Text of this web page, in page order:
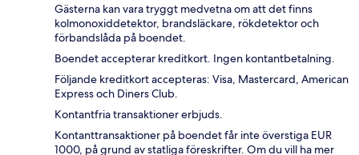
Gästerna kan vara tryggt medvetna om att det finns
kolmonoxiddetektor, brandsläckare, rökdetektor och
förbandslåda på boendet.
Boendet accepterar kreditkort. Ingen kontantbetalning.
Följande kreditkort accepteras: Visa, Mastercard, American
Express och Diners Club.
Kontantfria transaktioner erbjuds.
Kontanttransaktioner på boendet får inte överstiga EUR
1000, på grund av statliga föreskrifter. Om du vill ha mer